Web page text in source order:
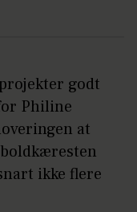
godt
Philine
at
ikke flere